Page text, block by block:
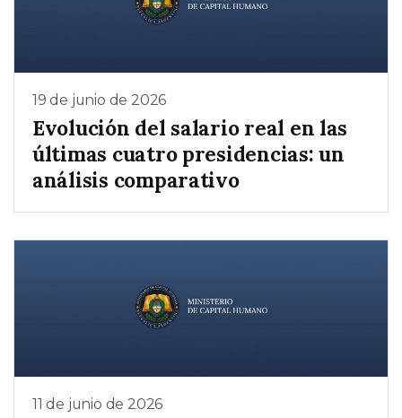
19 de junio de 2026
Evolución del salario real en las
últimas cuatro presidencias: un
análisis comparativo
11 de junio de 2026